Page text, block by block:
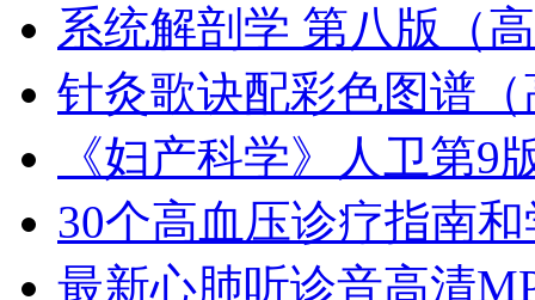
系统解剖学 第八版（
针灸歌诀配彩色图谱
《妇产科学》人卫第9
30个高血压诊疗指南
最新心肺听诊音高清